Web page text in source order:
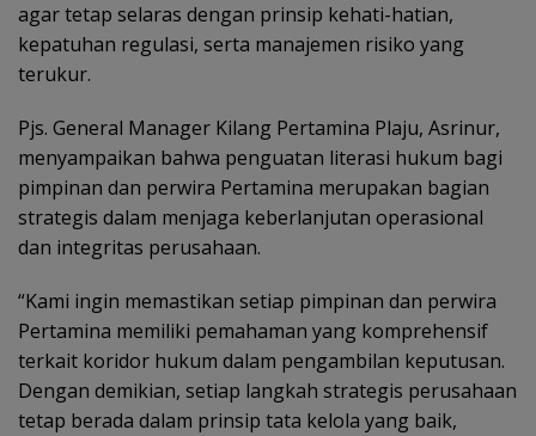
agar tetap selaras dengan prinsip kehati-hatian,
kepatuhan regulasi, serta manajemen risiko yang
terukur.
Pjs. General Manager Kilang Pertamina Plaju, Asrinur,
menyampaikan bahwa penguatan literasi hukum bagi
pimpinan dan perwira Pertamina merupakan bagian
strategis dalam menjaga keberlanjutan operasional
dan integritas perusahaan.
“Kami ingin memastikan setiap pimpinan dan perwira
Pertamina memiliki pemahaman yang komprehensif
terkait koridor hukum dalam pengambilan keputusan.
Dengan demikian, setiap langkah strategis perusahaan
tetap berada dalam prinsip tata kelola yang baik,